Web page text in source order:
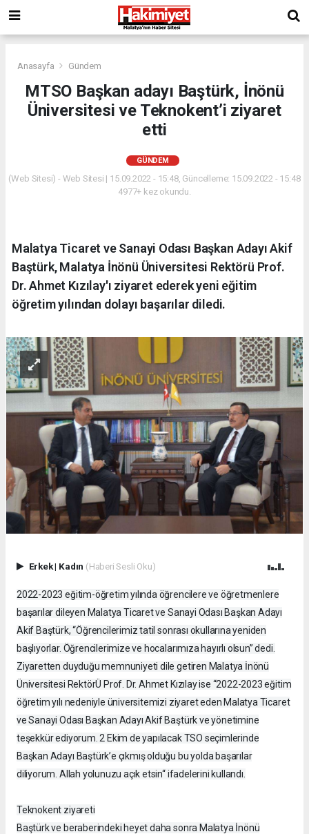
Anasayfa Gündem
MTSO Başkan adayı Baştürk, İnönü
Üniversitesi ve Teknokent’i ziyaret
etti
GÜNDEM
(Web Sitesi) - Web Sitesi | 15.09.2022 - 15:48, Güncelleme: 15.09.2022 - 15:48
4977+ kez okundu.
Malatya Ticaret ve Sanayi Odası Başkan Adayı Akif
Baştürk, Malatya İnönü Üniversitesi Rektörü Prof.
Dr. Ahmet Kızılay'ı ziyaret ederek yeni eğitim
öğretim yılından dolayı başarılar diledi.
Erkek| Kadın (Haberi Sesli Oku)
2022-2023 eğitim-öğretim yılında öğrencilere ve öğretmenlere
başarılar dileyen Malatya Ticaret ve Sanayi Odası Başkan Adayı
Akif Baştürk, “Öğrencilerimiz tatil sonrası okullarına yeniden
başlıyorlar. Öğrencilerimize ve hocalarımıza hayırlı olsun” dedi.
Ziyaretten duyduğu memnuniyeti dile getiren Malatya İnönü
Üniversitesi RektörÜ Prof. Dr. Ahmet Kızılay ise “2022-2023 eğitim
öğretim yılı nedeniyle üniversitemizi ziyaret eden Malatya Ticaret
ve Sanayi Odası Başkan Adayı Akif Baştürk ve yönetimine
teşekkür ediyorum. 2 Ekim de yapılacak TSO seçimlerinde
Başkan Adayı Baştürk’e çıkmış olduğu bu yolda başarılar
diliyorum. Allah yolunuzu açık etsin“ ifadelerini kullandı.
Teknokent ziyareti
Baştürk ve beraberindeki heyet daha sonra Malatya İnönü